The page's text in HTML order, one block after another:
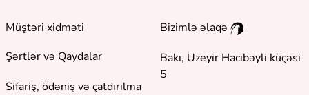
Müştəri xidməti
Şərtlər və Qaydalar
Sifariş, ödəniş və çatdırılma
Bizimlə əlaqə
Bakı, Üzeyir Hacıbəyli küçəsi
5